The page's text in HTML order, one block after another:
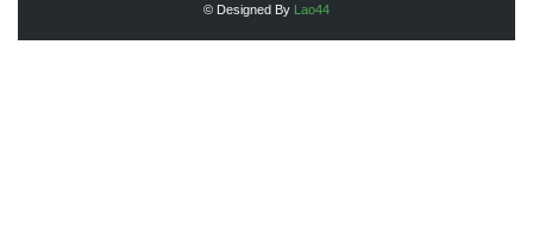
© Designed By Lao44